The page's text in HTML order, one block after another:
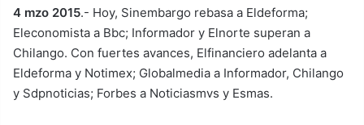
4 mzo 2015.- Hoy, Sinembargo rebasa a Eldeforma;
Eleconomista a Bbc; Informador y Elnorte superan a
Chilango. Con fuertes avances, Elfinanciero adelanta a
Eldeforma y Notimex; Globalmedia a Informador, Chilango
y Sdpnoticias; Forbes a Noticiasmvs y Esmas.